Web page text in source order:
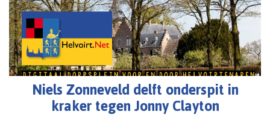
Niels Zonneveld delft onderspit in
kraker tegen Jonny Clayton